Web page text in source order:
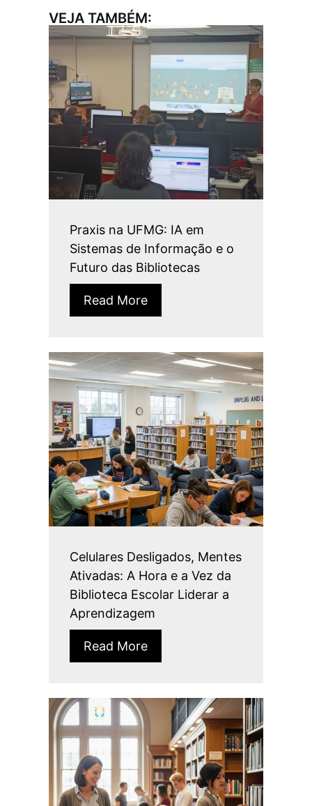
VEJA TAMBÉM:
Praxis na UFMG: IA em
Sistemas de Informação e o
Futuro das Bibliotecas
Read More
Celulares Desligados, Mentes
Ativadas: A Hora e a Vez da
Biblioteca Escolar Liderar a
Aprendizagem
Read More